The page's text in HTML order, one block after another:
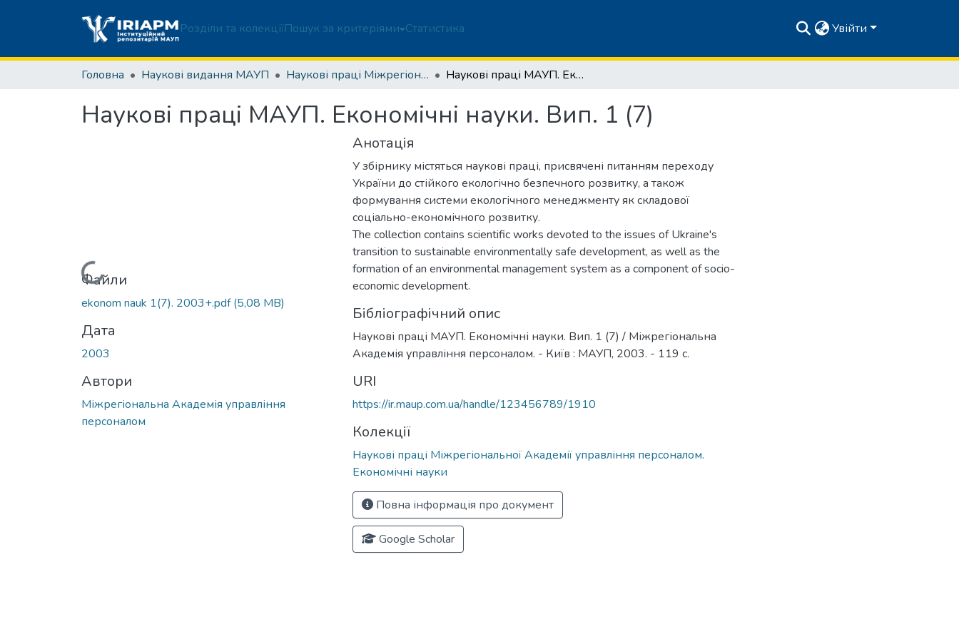
Розділи та колекціїПошук за критеріями Статистика Увійти
Головна Наукові видання МАУП Наукові праці Міжрегіональної Академії управління персоналом. Економічні науки Наукові праці МАУП. Економічні науки. Вип. 1 (7)
Наукові праці МАУП. Економічні науки. Вип. 1 (7)
Вантажиться...
Файли
ekonom nauk 1(7). 2003+.pdf(5,08 MB)
Дата
2003
Автори
Міжрегіональна Академія управління
персоналом
Анотація
У збірнику містяться наукові праці, присвячені питанням переходу
України до стійкого екологічно безпечного розвитку, а також
формування системи екологічного менеджменту як складової
соціально-економічного розвитку.
The collection contains scientific works devoted to the issues of Ukraine's
transition to sustainable environmentally safe development, as well as the
formation of an environmental management system as a component of socio-
economic development.
Бібліографічний опис
Наукові праці МАУП. Економічні науки. Вип. 1 (7) / Міжрегіональна
Академія управління персоналом. - Київ : МАУП, 2003. - 119 с.
URI
https://ir.maup.com.ua/handle/123456789/1910
Колекції
Наукові праці Міжрегіональної Академії управління персоналом.
Економічні науки
Повна інформація про документ
Google Scholar